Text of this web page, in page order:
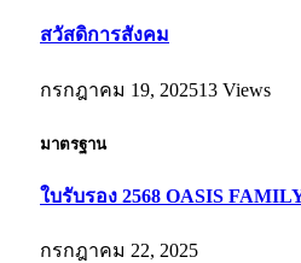
สวัสดิการสังคม
กรกฎาคม 19, 202513 Views
มาตรฐาน
ใบรับรอง 2568 OASIS
กรกฎาคม 22, 2025